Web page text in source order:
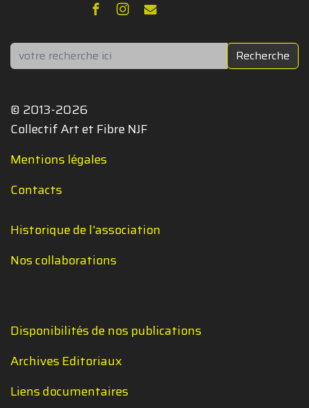
Rechercher Recherche
© 2013-2026
Collectif Art et Fibre NJF
Mentions légales
Contacts
Historique de l'association
Nos collaborations
Disponibilités de nos publications
Archives Editoriaux
Liens documentaires